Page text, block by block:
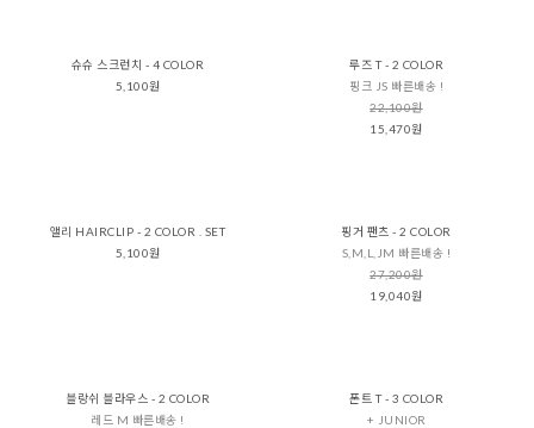
슈슈 스크런치 - 4 COLOR
5,100원
루즈 T - 2 COLOR
핑크 JS 빠른배송 !
22,100원
15,470원
앨리 HAIRCLIP - 2 COLOR . SET
5,100원
핑거 팬츠 - 2 COLOR
S,M,L,JM 빠른배송 !
27,200원
19,040원
블랑쉬 블라우스 - 2 COLOR
레드 M 빠른배송 !
폰트 T - 3 COLOR
+ JUNIOR